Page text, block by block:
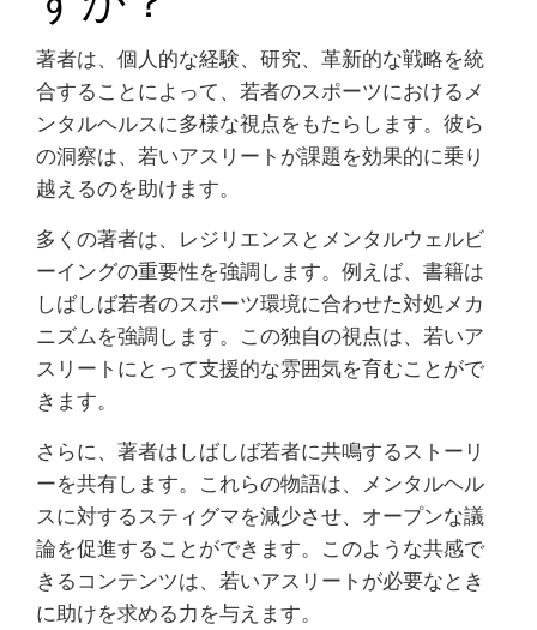
著者は、個人的な経験、研究、革新的な戦略を統
合することによって、若者のスポーツにおけるメ
ンタルヘルスに多様な視点をもたらします。彼ら
の洞察は、若いアスリートが課題を効果的に乗り
越えるのを助けます。
多くの著者は、レジリエンスとメンタルウェルビ
ーイングの重要性を強調します。例えば、書籍は
しばしば若者のスポーツ環境に合わせた対処メカ
ニズムを強調します。この独自の視点は、若いア
スリートにとって支援的な雰囲気を育むことがで
きます。
さらに、著者はしばしば若者に共鳴するストーリ
ーを共有します。これらの物語は、メンタルヘル
スに対するスティグマを減少させ、オープンな議
論を促進することができます。このような共感で
きるコンテンツは、若いアスリートが必要なとき
に助けを求める力を与えます。